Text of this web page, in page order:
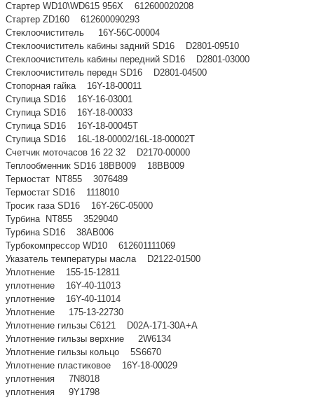
Стартер WD10\WD615 956Х 612600020208
Стартер ZD160 612600090293
Стеклоочиститель 16Y-56C-00004
Стеклоочиститель кабины задний SD16 D2801-09510
Стеклоочиститель кабины передний SD16 D2801-03000
Стеклоочиститель передн SD16 D2801-04500
Стопорная гайка 16Y-18-00011
Ступица SD16 16Y-16-03001
Ступица SD16 16Y-18-00033
Ступица SD16 16Y-18-00045T
Ступица SD16 16L-18-00002/16L-18-00002T
Счетчик моточасов 16 22 32 D2170-00000
Теплообменник SD16 18BB009 18BB009
Термостат NT855 3076489
Термостат SD16 1118010
Тросик газа SD16 16Y-26C-05000
Турбина NT855 3529040
Турбина SD16 38AB006
Турбокомпрессор WD10 612601111069
Указатель температуры масла D2122-01500
Уплотнение 155-15-12811
уплотнение 16Y-40-11013
уплотнение 16Y-40-11014
Уплотнение 175-13-22730
Уплотнение гильзы C6121 D02A-171-30A+A
Уплотнение гильзы верхние 2W6134
Уплотнение гильзы кольцо 5S6670
Уплотнение пластиковое 16Y-18-00029
уплотнения 7N8018
уплотнения 9Y1798